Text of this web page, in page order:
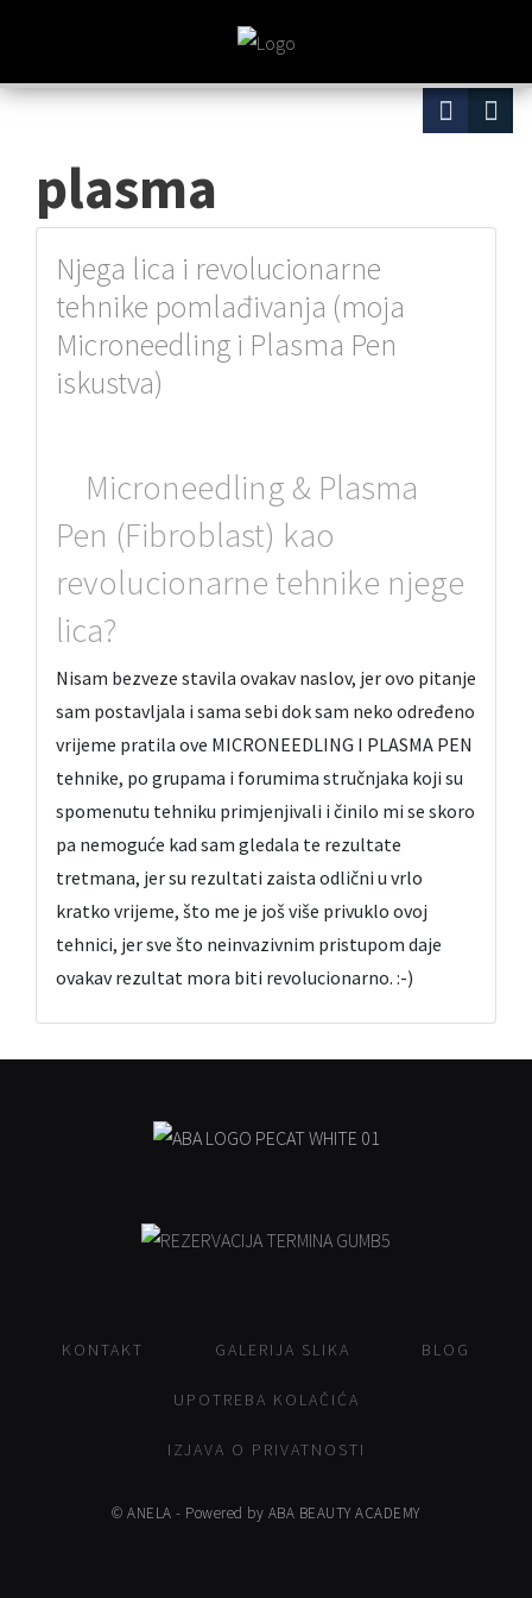
plasma
Njega lica i revolucionarne
tehnike pomlađivanja (moja
Microneedling i Plasma Pen
iskustva)
Microneedling & Plasma
Pen (Fibroblast) kao
revolucionarne tehnike njege
lica?
Nisam bezveze stavila ovakav naslov, jer ovo pitanje
sam postavljala i sama sebi dok sam neko određeno
vrijeme pratila ove MICRONEEDLING I PLASMA PEN
tehnike, po grupama i forumima stručnjaka koji su
spomenutu tehniku primjenjivali i činilo mi se skoro
pa nemoguće kad sam gledala te rezultate
tretmana, jer su rezultati zaista odlični u vrlo
kratko vrijeme, što me je još više privuklo ovoj
tehnici, jer sve što neinvazivnim pristupom daje
ovakav rezultat mora biti revolucionarno. :-)
KONTAKT GALERIJA SLIKA BLOG
UPOTREBA KOLAČIĆA
IZJAVA O PRIVATNOSTI
© ANELA - Powered by ABA BEAUTY ACADEMY